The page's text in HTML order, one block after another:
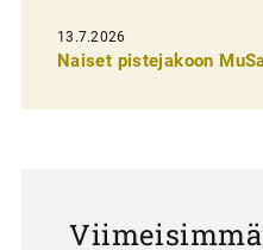
e
13.7.2026
Naiset pistejakoon